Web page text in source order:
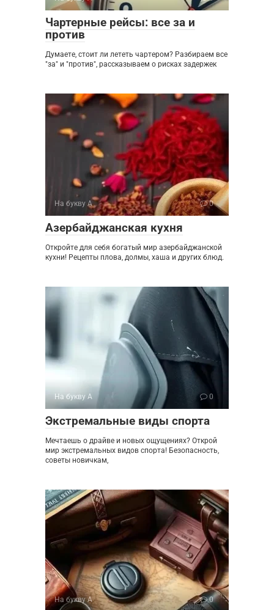
Чартерные рейсы: все за и
против
Думаете, стоит ли лететь чартером? Разбираем все
"за" и "против", рассказываем о рисках задержек
На букву А 0
Азербайджанская кухня
Откройте для себя богатый мир азербайджанской
кухни! Рецепты плова, долмы, хаша и других блюд.
На букву А 0
Экстремальные виды спорта
Мечтаешь о драйве и новых ощущениях? Открой
мир экстремальных видов спорта! Безопасность,
советы новичкам,
На букву А 0